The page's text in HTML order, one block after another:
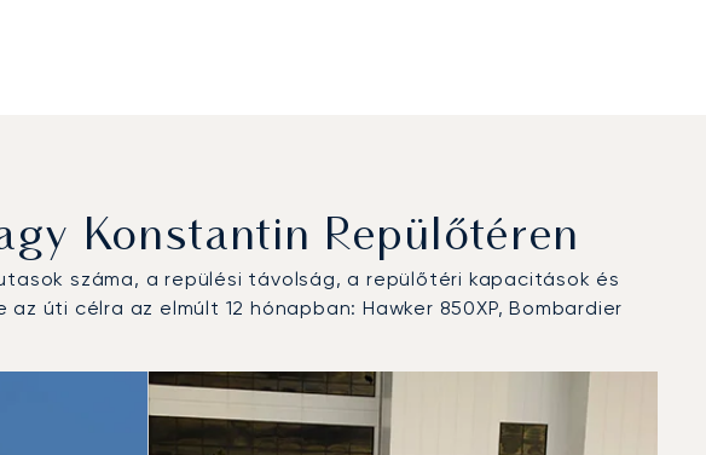
Konstantin Repülőtéren
száma, a repülési távolság, a repülőtéri kapacitások és
úti célra az elmúlt 12 hónapban: Hawker 850XP, Bombardier
2025-ben